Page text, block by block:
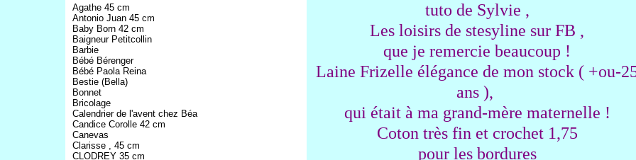
Agathe 45 cm
Antonio Juan 45 cm
Baby Born 42 cm
Baigneur Petitcollin
Barbie
Bébé Bérenger
Bébé Paola Reina
Bestie (Bella)
Bonnet
Bricolage
Calendrier de l'avent chez Béa
Candice Corolle 42 cm
Canevas
Clarisse , 45 cm
CLODREY 35 cm
tuto de Sylvie ,
Les loisirs de stesyline sur FB ,
que je remercie beaucoup !
Laine Frizelle élégance de mon stock ( +ou-
ans ),
qui était à ma grand-mère maternelle !
Coton très fin et crochet 1,75
pour les bordures